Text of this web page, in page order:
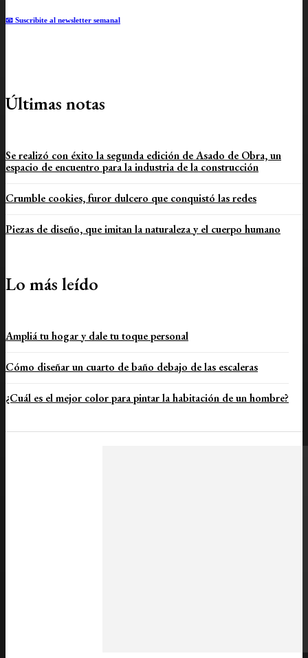
📧 Suscribite al newsletter semanal
Últimas notas
Se realizó con éxito la segunda edición de Asado de Obra, un
espacio de encuentro para la industria de la construcción
Crumble cookies, furor dulcero que conquistó las redes
Piezas de diseño, que imitan la naturaleza y el cuerpo humano
Lo más leído
Ampliá tu hogar y dale tu toque personal
Cómo diseñar un cuarto de baño debajo de las escaleras
¿Cuál es el mejor color para pintar la habitación de un hombre?